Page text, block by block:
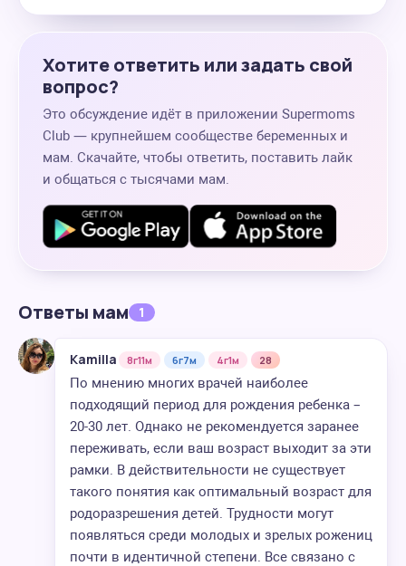
Хотите ответить или задать свой
вопрос?
Это обсуждение идёт в приложении Supermoms
Club — крупнейшем сообществе беременных и
мам. Скачайте, чтобы ответить, поставить лайк
и общаться с тысячами мам.
Ответы мам 1
Kamilla 8г11м 6г7м 4г1м 28
По мнению многих врачей наиболее
подходящий период для рождения ребенка –
20-30 лет. Однако не рекомендуется заранее
переживать, если ваш возраст выходит за эти
рамки. В действительности не существует
такого понятия как оптимальный возраст для
родоразрешения детей. Трудности могут
появляться среди молодых и зрелых рожениц
почти в идентичной степени. Все связано с